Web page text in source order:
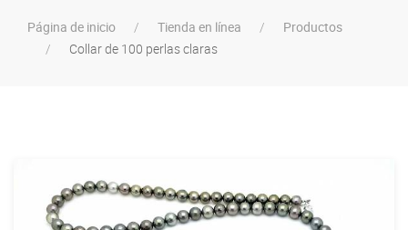
Página de inicio Tienda en línea
Productos
Collar de 100 perlas claras